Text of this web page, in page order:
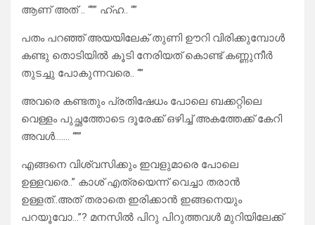
ആണ് അത് .. “”” ഹ്ഹ.. “”
പതം പറഞ്ഞ് അയയിലേക് തുണി ഊറി വിരിക്കുമ്പോൾ
കണ്ടു തൊടിയിൽ കൂടി നേരിയത് കൊണ്ട് കണ്ണുനീർ
തുടച്ചു പോകുന്നവരെ.. “”
അവരെ കണ്ടതും പ്രതിഷേധം പോലെ ബക്കറ്റിലെ
വെള്ളം പുച്ഛത്തോടെ ദൂരേക്ക്‌ ഒഴിച്ച് അകത്തേക്ക് കേറി
അവൾ……. “””
എങ്ങനെ വിശ്വസിക്കും ഇവളുമാരെ പോലെ
ഉള്ളവരെ..” കാശ് എത്രയെന്ന് വെച്ചാ തരാൻ
ഉള്ളത്..അത് തരാതെ ഇരിക്കാൻ ഇങ്ങനെയും
പറയൂവോ…”? മനസിൽ പിറു പിറുത്തവൾ മുറിയിലേക്ക്